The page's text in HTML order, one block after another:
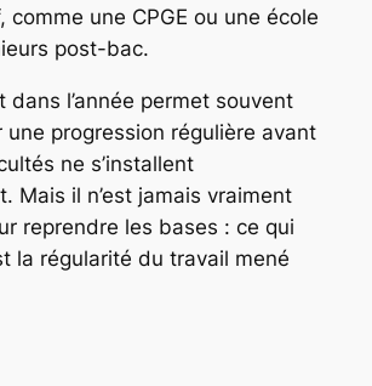
comme une CPGE ou une école
post-bac.
dans l’année permet souvent
une progression régulière avant
ne s’installent
Mais il n’est jamais vraiment
reprendre les bases : ce qui
la régularité du travail mené